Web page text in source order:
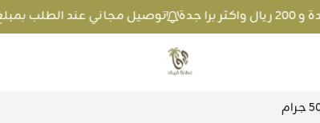
توصيل مجاني عند الطلب بمبلغ 100 ريال واكثر داخل جدة و 200 ريال واكثر برا
متجر عطارة فيفا